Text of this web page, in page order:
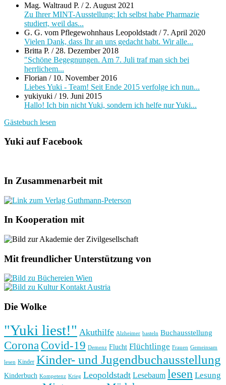
Mag. Waltraud P. / 2. August 2021
Zu Ihrer MINT-Ausstellung: Ich selbst habe Pharmazie
studiert, weil das...
G. G. vom Pflegewohnhaus Leopoldstadt / 7. April 2020
Vielen Dank, dass Ihr an uns gedacht habt. Wir alle...
Britta P. / 28. Dezember 2018
"Schöne Begegnungen. Am 7. Juli traf man sich bei
herrlichem...
Florian / 10. November 2016
Liebes Yuki - Team! Seit Ende 2015 verfolge ich nun...
yukiyuki / 19. Juni 2015
Hallo! Ich bin nicht Yuki, sondern ich helfe nur Yuki...
Gästebuch lesen
Yuki auf Facebook
In Zusammenarbeit mit
In Kooperation mit
Mit freundlicher Unterstützung von
Die Wolke
"Yuki liest!" Akuthilfe Alzheimer basteln Buchausstellung
Corona Covid-19 Demenz Flucht Flüchtlinge Frauen Gemeinsam
lesen Kinder Kinder- und Jugendbuchausstellung
Kinderbuch Kompetenz Krieg Leopoldstadt Lesebaum lesen Lesung